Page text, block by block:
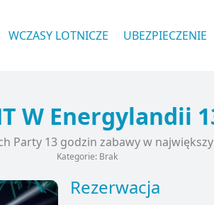
WCZASY LOTNICZE UBEZPIECZENIE
W Energylandii
Party 13 godzin zabawy w
Kategorie: Brak
Rezerwacja